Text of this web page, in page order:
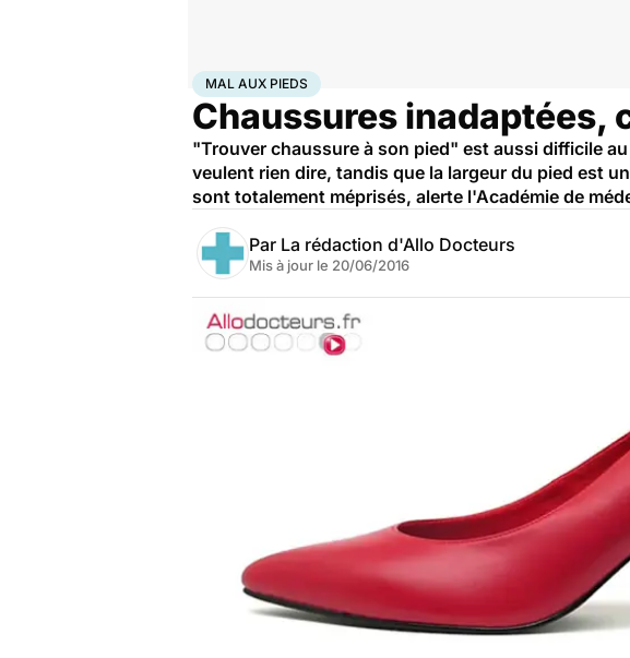
Accueil SantéMaladies
MAL AUX PIEDS
Chaussures inadaptées,
"Trouver chaussure à son pied" est aussi difficile
veulent rien dire, tandis que la largeur du pied est
sont totalement méprisés, alerte l'Académie de
Par La rédaction d'Allo Docteurs
Mis à jour le 20/06/2016